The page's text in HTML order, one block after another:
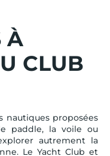
À
CLUB
nautiques proposées
paddle, la voile ou
autrement la
Le Yacht Club et